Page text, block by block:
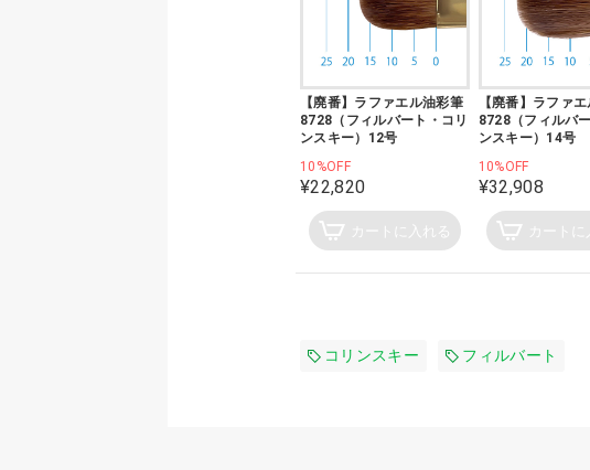
【廃番】ラファエル油彩筆
8728（フィルバート・コリ
ンスキー）12号
10%OFF
¥22,820
カートに入れる
【廃番】ラファ
8728（フィルバ
ンスキー）14号
10%OFF
¥32,908
カートに
コリンスキー フィルバート